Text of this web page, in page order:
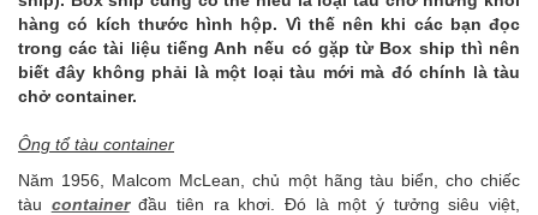
hàng có kích thước hình hộp. Vì thế nên khi các bạn đọc
trong các tài liệu tiếng Anh nếu có gặp từ Box ship thì nên
biết đây không phải là một loại tàu mới mà đó chính là tàu
chở container.
Ông tổ tàu container
Năm 1956, Malcom McLean, chủ một hãng tàu biển, cho chiếc
tàu containerđầu tiên ra khơi. Đó là một ý tưởng siêu việt,